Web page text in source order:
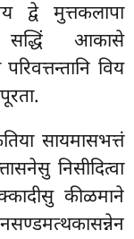
द्वे मुत्तकलापा
आकासे
विय
सायमासभत्तं
निसीदित्वा
कीळमाने